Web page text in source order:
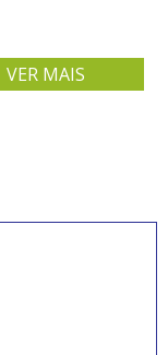
VER MAIS